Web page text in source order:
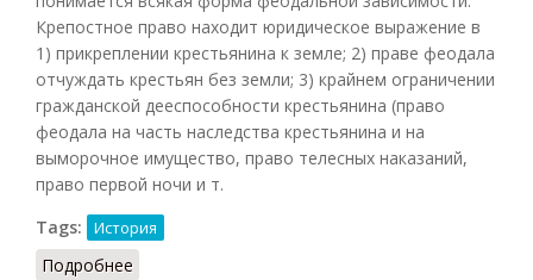
Крепостное право находит юридическое выражение в
1) прикреплении крестьянина к земле; 2) праве феодала
отчуждать крестьян без земли; 3) крайнем ограничении
гражданской дееспособности крестьянина (право
феодала на часть наследства крестьянина и на
выморочное имущество, право телесных наказаний,
право первой ночи и т.
Tags:
История
Подробнее